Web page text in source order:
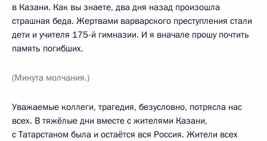
в Казани. Как вы знаете, два дня назад произошла
страшная беда. Жертвами варварского преступления стали
дети и учителя 175-й гимназии. И я вначале прошу почтить
память погибших.
(Минута молчания.)
Уважаемые коллеги, трагедия, безусловно, потрясла нас
всех. В тяжёлые дни вместе с жителями Казани,
с Татарстаном была и остаётся вся Россия. Жители всех